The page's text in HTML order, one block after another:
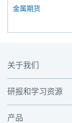
金属期货
关于我们
研报和学习资源
产品